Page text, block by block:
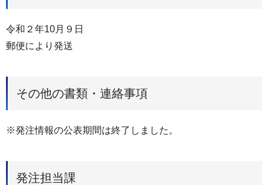
令和２年10月９日
郵便により発送
その他の書類・連絡事項
※発注情報の公表期間は終了しました。
発注担当課